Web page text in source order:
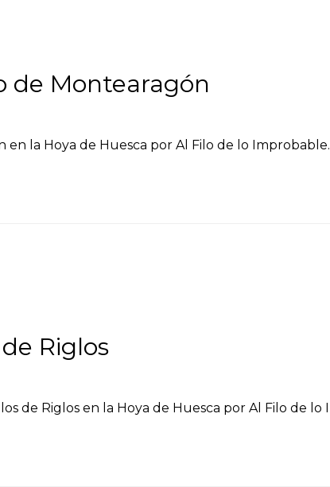
de Montearagón
la Hoya de Huesca por Al Filo de lo Improbable.
Riglos
de Riglos en la Hoya de Huesca por Al Filo de lo